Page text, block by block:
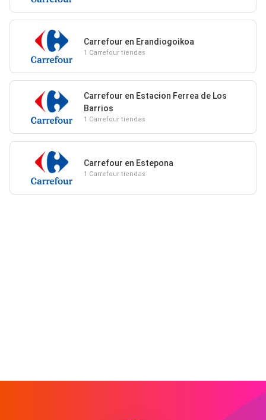
Carrefour en Erandiogoikoa
1 Carrefour tiendas
Carrefour en Estacion Ferrea de Los
Barrios
1 Carrefour tiendas
Carrefour en Estepona
1 Carrefour tiendas